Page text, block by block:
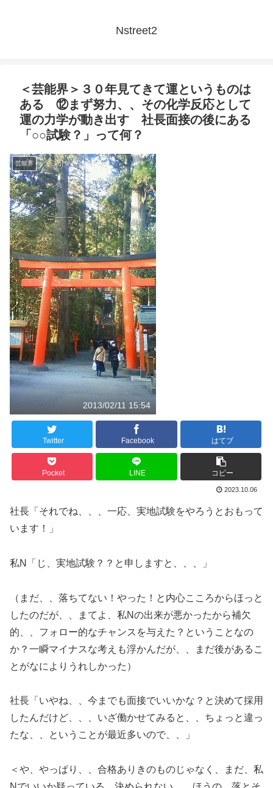
Nstreet2
＜芸能界＞３０年見てきて運というものは
ある ⑫まず努力、、その化学反応として
運の力学が動き出す 社長面接の後にある
「○○試験？」って何？
芸能界
2013/02/11 15:54
Twitter Facebook はてブ
Pocket LINE コピー
2023.10.06
社長「それでね、、、一応、実地試験をやろうとおもって
います！」
私N「じ、実地試験？？と申しますと、、、」
（まだ、、落ちてない！やった！と内心こころからほっと
したのだが、、まてよ、私Nの出来が悪かったから補欠
的、、フォロー的なチャンスを与えた？ということなの
か？一瞬マイナスな考えも浮かんだが、、まだ後があるこ
とがなによりうれしかった）
社長「いやね、、今までも面接でいいかな？と決めて採用
したんだけど、、、いざ働かせてみると、、ちょっと違っ
たな、、ということが最近多いので、、」
＜や、やっぱり、、合格ありきのものじゃなく、まだ、私